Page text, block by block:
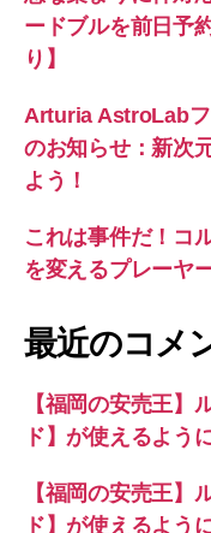
ードブルを前日予
り】
Arturia AstroLabフ
のお知らせ：新次
よう！
これは事件だ！コ
を変えるプレーヤ
最近のコメ
【福岡の安売王】
ド】が使えるよう
【福岡の安売王】
ド】が使えるよう